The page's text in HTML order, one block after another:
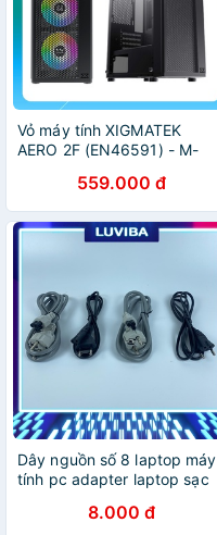
Vỏ máy tính XIGMATEK
AERO 2F (EN46591) - M-
GLASS, 2 FAN X20F
559.000 đ
Dây nguồn số 8 laptop máy
tính pc adapter laptop sạc
8.000 đ